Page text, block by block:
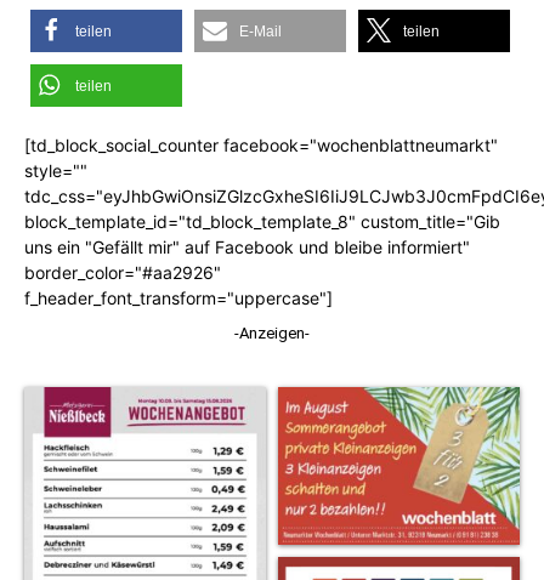
teilen E-Mail teilen
teilen
[td_block_social_counter facebook="wochenblattneumarkt"
style=""
block_template_id="td_block_template_8" custom_title="Gib
uns ein "Gefällt mir" auf Facebook und bleibe informiert"
border_color="#aa2926"
f_header_font_transform="uppercase"]
-Anzeigen-